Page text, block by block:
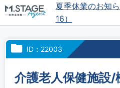
夏季休業のお知
16）
ID：22003
介護老人保健施設/